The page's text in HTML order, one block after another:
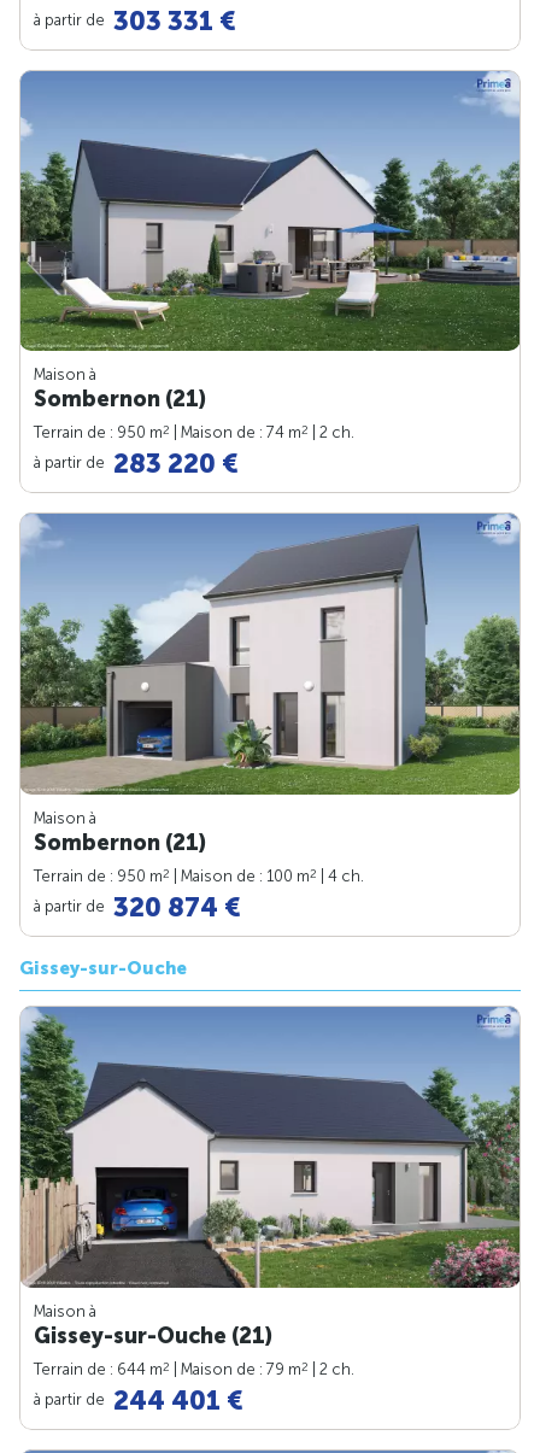
à partir de 303 331 €
Maison à
Sombernon (21)
Terrain de : 950 m2 | Maison de : 74 m2
| 2 ch.
à partir de 283 220 €
Maison à
Sombernon (21)
Terrain de : 950 m2 | Maison de : 100 m2
| 4 ch.
à partir de 320 874 €
Gissey-sur-Ouche
Maison à
Gissey-sur-Ouche (21)
Terrain de : 644 m2 | Maison de : 79 m2
| 2 ch.
à partir de 244 401 €